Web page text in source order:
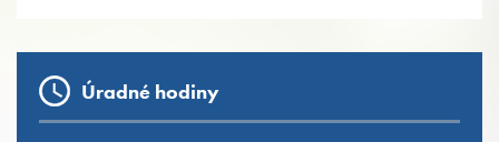
Úradné hodiny